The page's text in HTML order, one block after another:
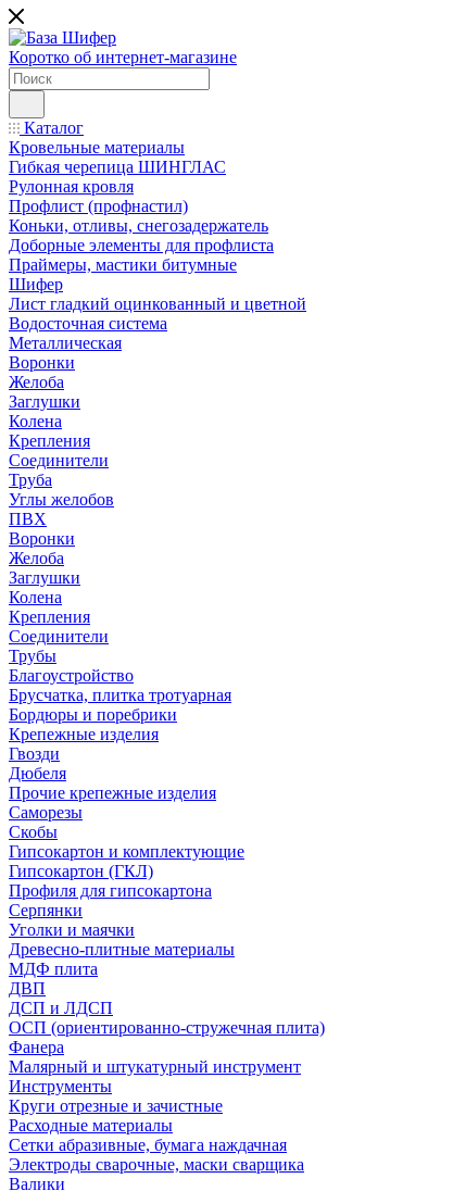
Коротко об интернет-магазине
Каталог
Кровельные материалы
Гибкая черепица ШИНГЛАС
Рулонная кровля
Профлист (профнастил)
Коньки, отливы, снегозадержатель
Доборные элементы для профлиста
Праймеры, мастики битумные
Шифер
Лист гладкий оцинкованный и цветной
Водосточная система
Металлическая
Воронки
Желоба
Заглушки
Колена
Крепления
Соединители
Труба
Углы желобов
ПВХ
Воронки
Желоба
Заглушки
Колена
Крепления
Соединители
Трубы
Благоустройство
Брусчатка, плитка тротуарная
Бордюры и поребрики
Крепежные изделия
Гвозди
Дюбеля
Прочие крепежные изделия
Саморезы
Скобы
Гипсокартон и комплектующие
Гипсокартон (ГКЛ)
Профиля для гипсокартона
Серпянки
Уголки и маячки
Древесно-плитные материалы
МДФ плита
ДВП
ДСП и ЛДСП
ОСП (ориентированно-стружечная плита)
Фанера
Малярный и штукатурный инструмент
Инструменты
Круги отрезные и зачистные
Расходные материалы
Сетки абразивные, бумага наждачная
Электроды сварочные, маски сварщика
Валики